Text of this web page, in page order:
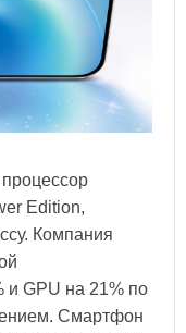
процессор
Edition,
Компания
и GPU на 21% по
Смартфон